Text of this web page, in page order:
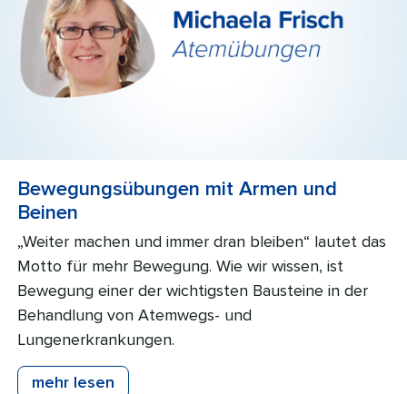
Bewegungsübungen mit Armen und
Beinen
„Weiter machen und immer dran bleiben“ lautet das
Motto für mehr Bewegung. Wie wir wissen, ist
Bewegung einer der wichtigsten Bausteine in der
Behandlung von Atemwegs- und
Lungenerkrankungen.
mehr lesen